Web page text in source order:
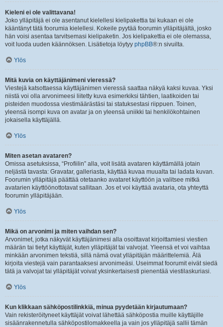
Kieleni ei ole valittavana!
Joko ylläpitäjä ei ole asentanut kielellesi kielipakettia tai kukaan ei ole
kääntänyt tätä foorumia kielellesi. Kokeile pyytää foorumin ylläpitäjältä, josko
hän voisi asentaa tarvitsemasi kielipaketin. Jos kielipakettia ei ole olemassa,
voit luoda uuden käännöksen. Lisätietoja löytyy phpBB®:n sivuilta.
Ylös
Mitä kuvia on käyttäjänimeni vieressä?
Viestejä katsottaessa käyttäjänimen vieressä saattaa näkyä kaksi kuvaa. Yksi
niistä voi olla arvonimeesi liitetty kuva esimerkiksi tähtien, laatikoiden tai
pisteiden muodossa viestimäärästäsi tai statuksestasi riippuen. Toinen,
yleensä isompi kuva on avatar ja on yleensä uniikki tai henkilökohtainen
jokaisella käyttäjällä.
Ylös
Miten asetan avataren?
Omissa asetuksissa, “Profiilin” alla, voit lisätä avataren käyttämällä jotain
neljästä tavasta: Gravatar, galleriasta, käyttää kuvaa muualta tai ladata kuvan.
Foorumin ylläpitäjä päättää otetaanko avataret käyttöön ja valitsee mitkä
avatarien käyttöönottotavat sallitaan. Jos et voi käyttää avataria, ota yhteyttä
foorumin ylläpitäjään.
Ylös
Mikä on arvonimi ja miten vaihdan sen?
Arvonimet, jotka näkyvät käyttäjänimesi alla osoittavat kirjoittamiesi viestien
määrän tai tietyt käyttäjät, kuten ylläpitäjät tai valvojat. Yleensä et voi vaihtaa
minkään arvonimen tekstiä, sillä nämä ovat ylläpitäjän määrittelemiä. Älä
kirjoita viestejä vain parantaaksesi arvonimeäsi. Useimmat foorumit eivät siedä
tätä ja valvojat tai ylläpitäjät voivat yksinkertaisesti pienentää viestilaskuriasi.
Ylös
Kun klikkaan sähköpostilinkkiä, minua pyydetään kirjautumaan?
Vain rekisteröityneet käyttäjät voivat lähettää sähköpostia muille käyttäjille
sisäänrakennetulla sähköpostilomakkeella ja vain jos ylläpitäjä sallii tämän